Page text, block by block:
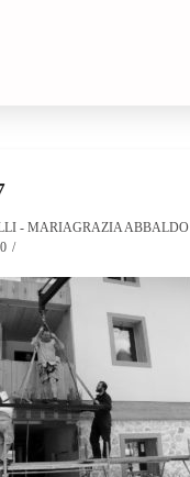
- MARIAGRAZIA ABBALDO